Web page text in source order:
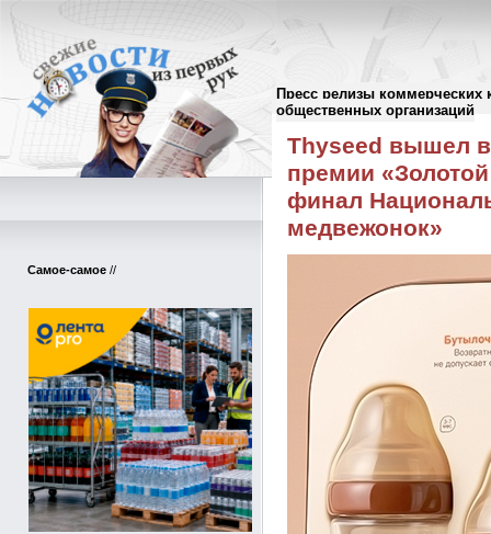
Пресс релизы коммерческих
общественных организаций
Самое-самое //
Пресс-релизы//
Thyseed вышел
премии
финал
медвежонок»